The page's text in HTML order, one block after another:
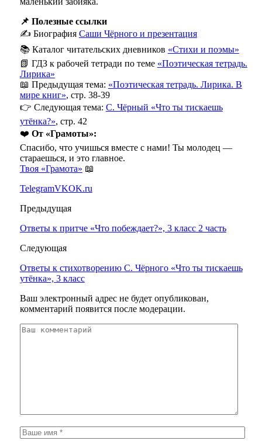
📌 Полезные ссылки
✍️ Биография Саши Чёрного и презентация
📚 Каталог читательских дневников «Стихи и поэмы»
📗 ГДЗ к рабочей тетради по теме «Поэтическая тетрадь.
Лирика»
📖 Предыдущая тема: «Поэтическая тетрадь. Лирика. В
мире книг», стр. 38-39
👉 Следующая тема: С. Чёрный «Что ты тискаешь
утёнка?», стр. 42
❤️ От «Грамоты»:
Спасибо, что учишься вместе с нами! Ты молодец —
стараешься, и это главное.
Твоя «Грамота» 📖
TelegramVKOK.ru
Предыдущая
Ответы к притче «Что побеждает?», 3 класс 2 часть
Следующая
Ответы к стихотворению С. Чёрного «Что ты тискаешь
утёнка», 3 класс
Ваш электронный адрес не будет опубликован,
комментарий появится после модерации.